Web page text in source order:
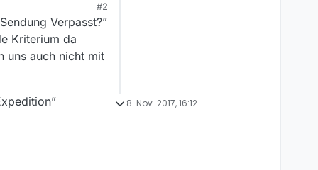
#2
Verpasst?”
Kriterium da
uns auch nicht mit
8. Nov. 2017, 16:12